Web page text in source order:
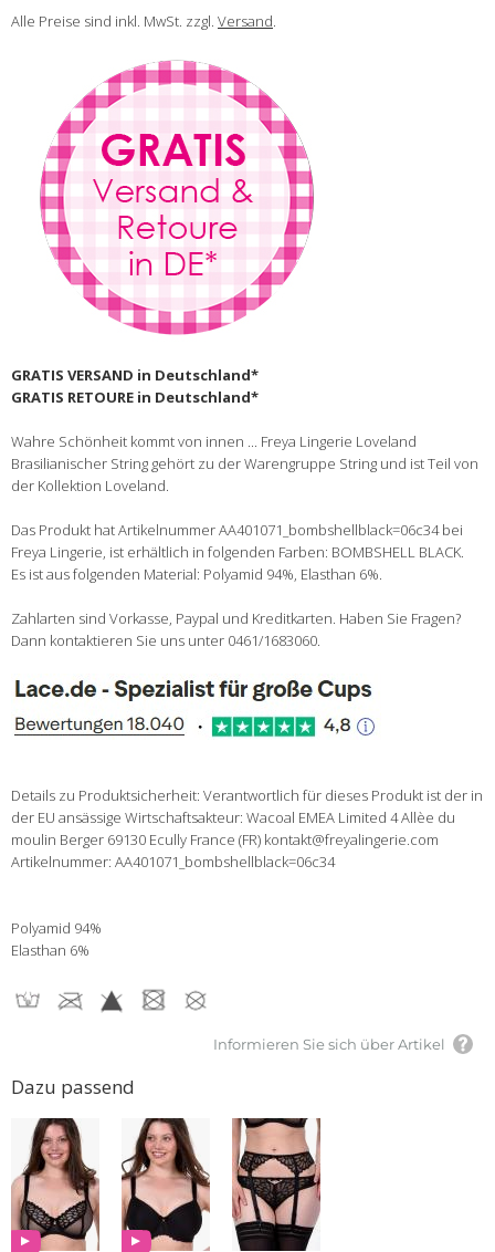
Alle Preise sind inkl. MwSt. zzgl. Versand.
GRATIS VERSAND in Deutschland*
GRATIS RETOURE in Deutschland*
Wahre Schönheit kommt von innen ... Freya Lingerie Loveland
Brasilianischer String gehört zu der Warengruppe String und ist Teil von
der Kollektion Loveland.
Das Produkt hat Artikelnummer AA401071_bombshellblack=06c34 bei
Freya Lingerie, ist erhältlich in folgenden Farben: BOMBSHELL BLACK.
Es ist aus folgenden Material: Polyamid 94%, Elasthan 6%.
Zahlarten sind Vorkasse, Paypal und Kreditkarten. Haben Sie Fragen?
Dann kontaktieren Sie uns unter 0461/1683060.
Details zu Produktsicherheit: Verantwortlich für dieses Produkt ist der in
der EU ansässige Wirtschaftsakteur: Wacoal EMEA Limited 4 Allèe du
moulin Berger 69130 Ecully France (FR) kontakt@freyalingerie.com
Artikelnummer: AA401071_bombshellblack=06c34
Polyamid 94%
Elasthan 6%
Informieren Sie sich über Artikel
Dazu passend